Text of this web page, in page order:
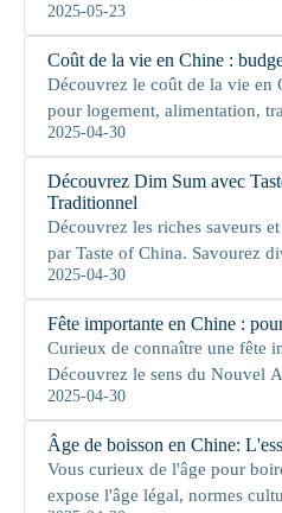
activités familiales vous
2025-05-23
Coût de la vie en Chine :
Découvrez le coût de la vie en
pour logement, alimentation,
pays dynamique.
2025-04-30
Découvrez Dim Sum avec
Traditionnel
Découvrez les riches saveurs
par Taste of China. Savourez
ambiance conviviale.
2025-04-30
Fête importante en Chine :
Curieux de connaître une fête
Découvrez le sens du Nouvel
de rassembler les gens.
2025-04-30
Âge de boisson en Chine:
Vous curieux de l'âge pour
expose l'âge légal, normes